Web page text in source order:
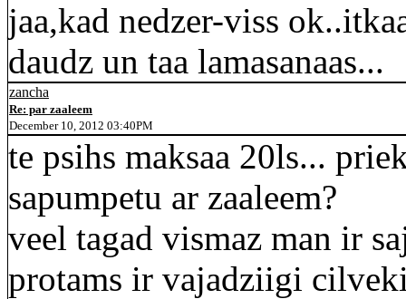
jaa,kad nedzer-viss
daudz un taa lamasanaas...
zancha
Re: par zaaleem
December 10, 2012 03:40PM
te psihs maksaa 20ls...
sapumpetu ar zaaleem?
veel tagad vismaz man ir
protams ir vajadziigi